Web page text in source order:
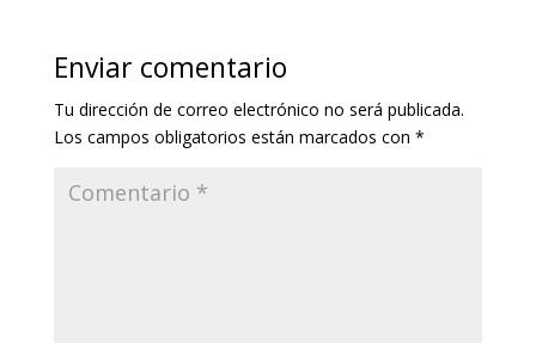
Enviar comentario
Tu dirección de correo electrónico no será publicada.
Los campos obligatorios están marcados con *